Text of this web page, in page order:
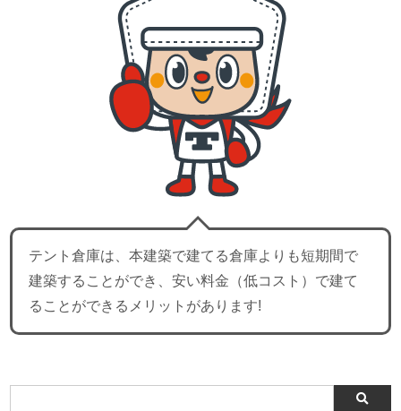
テント倉庫は、本建築で建てる倉庫よりも短期間で
建築することができ、安い料金（低コスト）で建て
ることができるメリットがあります!